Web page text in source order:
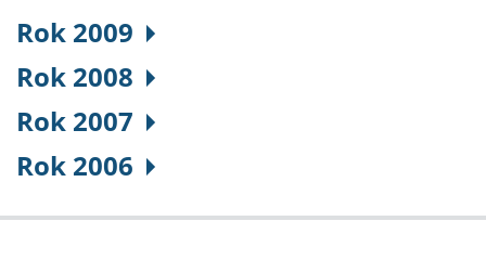
Rok 2009
Rok 2008
Rok 2007
Rok 2006